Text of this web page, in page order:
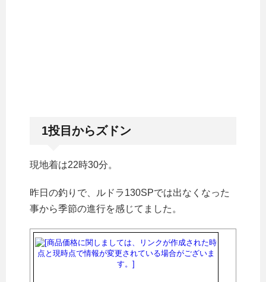
1投目からズドン
現地着は22時30分。
昨日の釣りで、ルドラ130SPでは出なくなった
事から季節の進行を感じてました。